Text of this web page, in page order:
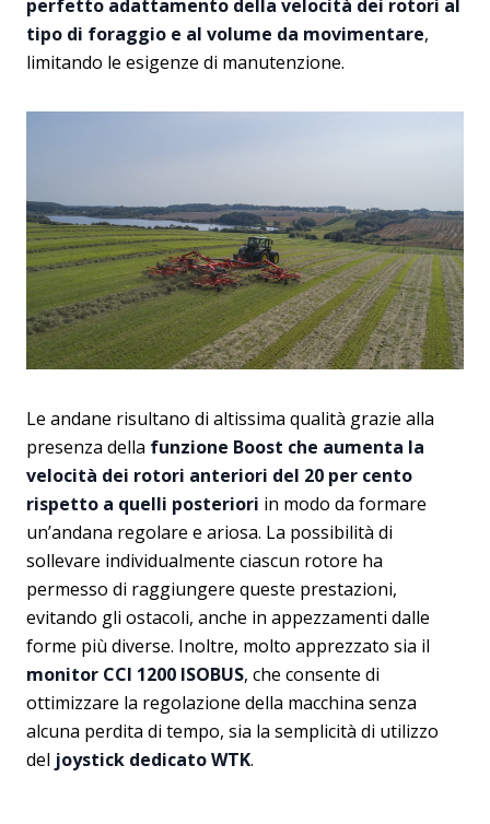
perfetto adattamento della velocità dei rotori al
tipo di foraggio e al volume da movimentare,
limitando le esigenze di manutenzione.
Le andane risultano di altissima qualità grazie alla
presenza della funzione Boost che aumenta la
velocità dei rotori anteriori del 20 per cento
rispetto a quelli posteriori in modo da formare
un’andana regolare e ariosa. La possibilità di
sollevare individualmente ciascun rotore ha
permesso di raggiungere queste prestazioni,
evitando gli ostacoli, anche in appezzamenti dalle
forme più diverse. Inoltre, molto apprezzato sia il
monitor CCI 1200 ISOBUS, che consente di
ottimizzare la regolazione della macchina senza
alcuna perdita di tempo, sia la semplicità di utilizzo
del joystick dedicato WTK.